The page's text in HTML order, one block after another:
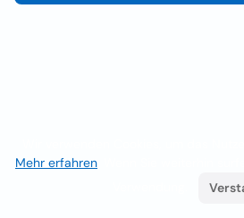
Mehr erfahren . Wenn Sie weiterhin